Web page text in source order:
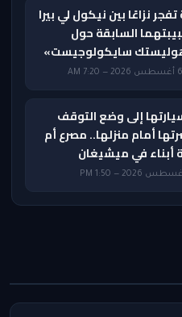
نزاعًا بين نيكول لي بيرا
السابقة حول
سايكولوجيست»
إلى وضع التوقف
أمام منزلها.. مصرع أم
أبناء في ميشيغان